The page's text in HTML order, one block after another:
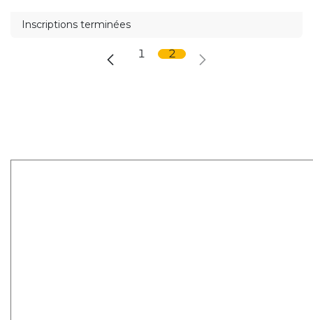
Inscriptions terminées
1 2